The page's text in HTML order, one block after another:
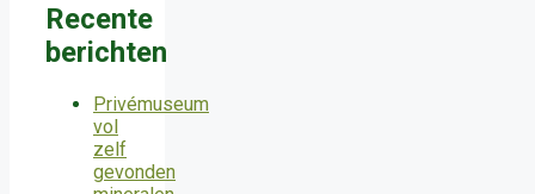
Recente
berichten
Privémuseum
vol
zelf
gevonden